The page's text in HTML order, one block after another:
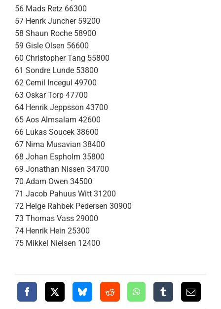
56 Mads Retz 66300
57 Henrk Juncher 59200
58 Shaun Roche 58900
59 Gisle Olsen 56600
60 Christopher Tang 55800
61 Sondre Lunde 53800
62 Cemil Incegul 49700
63 Oskar Torp 47700
64 Henrik Jeppsson 43700
65 Aos Almsalam 42600
66 Lukas Soucek 38600
67 Nima Musavian 38400
68 Johan Espholm 35800
69 Jonathan Nissen 34700
70 Adam Owen 34500
71 Jacob Pahuus Witt 31200
72 Helge Rahbek Pedersen 30900
73 Thomas Vass 29000
74 Henrik Hein 25300
75 Mikkel Nielsen 12400